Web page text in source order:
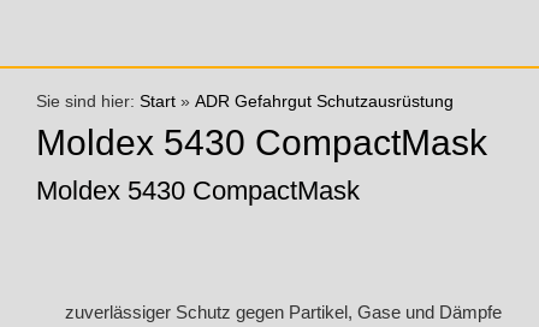
Sie sind hier: Start » ADR Gefahrgut Schutzausrüstung
Moldex 5430 CompactMask
Moldex 5430 CompactMask
zuverlässiger Schutz gegen Partikel, Gase und Dämpfe